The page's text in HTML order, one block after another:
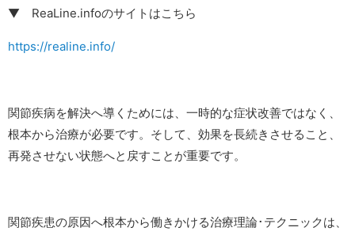
▼ ReaLine.infoのサイトはこちら
https://realine.info/
関節疾病を解決へ導くためには、一時的な症状改善ではなく、
根本から治療が必要です。そして、効果を長続きさせること、
再発させない状態へと戻すことが重要です。
関節疾患の原因へ根本から働きかける治療理論･テクニックは、